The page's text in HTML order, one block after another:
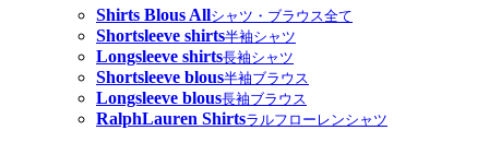
Shirts Blous Allシャツ・ブラウス全て
Shortsleeve shirts半袖シャツ
Longsleeve shirts長袖シャツ
Shortsleeve blous半袖ブラウス
Longsleeve blous長袖ブラウス
RalphLauren Shirtsラルフローレンシャツ